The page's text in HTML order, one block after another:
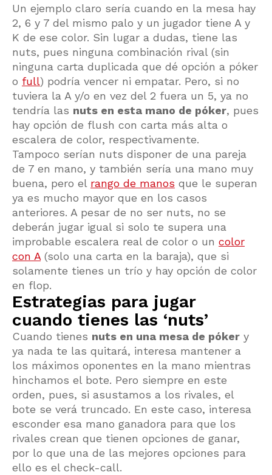
Un ejemplo claro sería cuando en la mesa hay
2, 6 y 7 del mismo palo y un jugador tiene A y
K de ese color. Sin lugar a dudas, tiene las
nuts, pues ninguna combinación rival (sin
ninguna carta duplicada que dé opción a póker
o full) podría vencer ni empatar. Pero, si no
tuviera la A y/o en vez del 2 fuera un 5, ya no
tendría las nuts en esta mano de póker, pues
hay opción de flush con carta más alta o
escalera de color, respectivamente.
Tampoco serían nuts disponer de una pareja
de 7 en mano, y también sería una mano muy
buena, pero el rango de manos que le superan
ya es mucho mayor que en los casos
anteriores. A pesar de no ser nuts, no se
deberán jugar igual si solo te supera una
improbable escalera real de color o un color
con A(solo una carta en la baraja), que si
solamente tienes un trío y hay opción de color
en flop.
Estrategias para jugar
cuando tienes las ‘nuts’
Cuando tienes nuts en una mesa de póker y
ya nada te las quitará, interesa mantener a
los máximos oponentes en la mano mientras
hinchamos el bote. Pero siempre en este
orden, pues, si asustamos a los rivales, el
bote se verá truncado. En este caso, interesa
esconder esa mano ganadora para que los
rivales crean que tienen opciones de ganar,
por lo que una de las mejores opciones para
ello es el check-call.